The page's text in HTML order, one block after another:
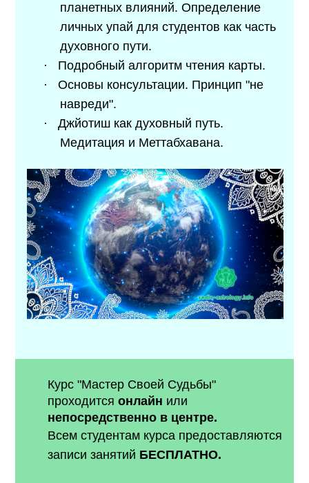
планетных влияний. Определение
личных упай для студентов как часть
духовного пути.
· Подробный алгоритм чтения карты.
·Основы консультации. Принцип "не
навреди".
·Джйотиш как духовный путь.
Медитация и Меттабхавана.
Курс "Мастер Своей Судьбы"
проходитсяонлайн или
непосредственно в центре.
Всем студентам курса предоставляются
записи занятий БЕСПЛАТНО.